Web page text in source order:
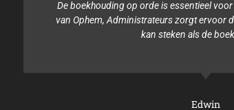
voor mijn organisatie. Viehmann &
zorgt ervoor dat ik mijn tijd in andere dingen